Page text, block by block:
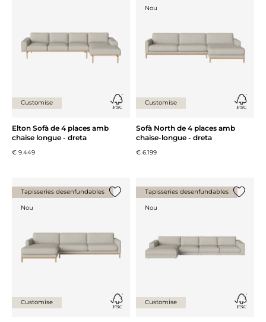
{0} ja està a la llista
Customise
Elton Sofà de 4 places amb
chaise longue - dreta
€ 9.449
Nou
Customise
Sofà North de 4 places amb
chaise-longue - dreta
€ 6.199
Tapisseries desenfundables
Nou {0} ja està a la llista
Customise
Tapisseries desenfundables
Nou
Customise